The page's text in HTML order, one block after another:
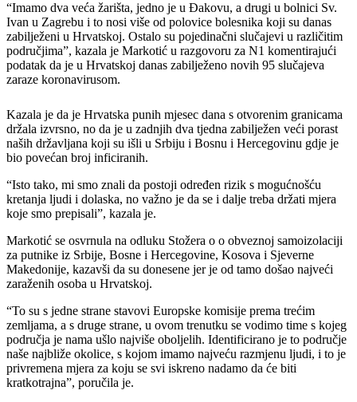
“Imamo dva veća žarišta, jedno je u Đakovu, a drugi u bolnici Sv.
Ivan u Zagrebu i to nosi više od polovice bolesnika koji su danas
zabilježeni u Hrvatskoj. Ostalo su pojedinačni slučajevi u različitim
područjima”, kazala je Markotić u razgovoru za N1 komentirajući
podatak da je u Hrvatskoj danas zabilježeno novih 95 slučajeva
zaraze koronavirusom.
Kazala je da je Hrvatska punih mjesec dana s otvorenim granicama
držala izvrsno, no da je u zadnjih dva tjedna zabilježen veći porast
naših državljana koji su išli u Srbiju i Bosnu i Hercegovinu gdje je
bio povećan broj inficiranih.
“Isto tako, mi smo znali da postoji određen rizik s mogućnošću
kretanja ljudi i dolaska, no važno je da se i dalje treba držati mjera
koje smo prepisali”, kazala je.
Markotić se osvrnula na odluku Stožera o o obveznoj samoizolaciji
za putnike iz Srbije, Bosne i Hercegovine, Kosova i Sjeverne
Makedonije, kazavši da su donesene jer je od tamo došao najveći
zaraženih osoba u Hrvatskoj.
“To su s jedne strane stavovi Europske komisije prema trećim
zemljama, a s druge strane, u ovom trenutku se vodimo time s kojeg
područja je nama ušlo najviše oboljelih. Identificirano je to područje
naše najbliže okolice, s kojom imamo najveću razmjenu ljudi, i to je
privremena mjera za koju se svi iskreno nadamo da će biti
kratkotrajna”, poručila je.